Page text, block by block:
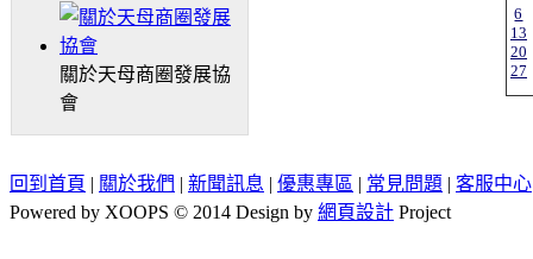
關於天母商圈發展協
會
6
13
20
27
回到首頁 | 關於我們 | 新聞訊息 | 優惠專區 | 常見問題 | 客服中心
Powered by XOOPS © 2014 Design by 網頁設計 Project